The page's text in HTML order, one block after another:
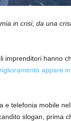
in crisi, da una
imprenditori hanno
appare
e telefonia mobile
slogan, prima